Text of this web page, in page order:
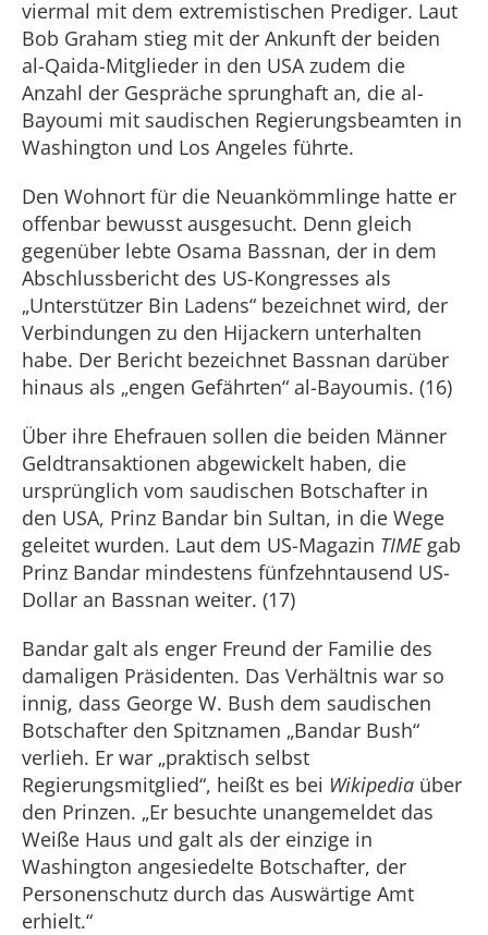
viermal mit dem extremistischen Prediger. Laut
Bob Graham stieg mit der Ankunft der beiden
al-Qaida-Mitglieder in den USA zudem die
Anzahl der Gespräche sprunghaft an, die al-
Bayoumi mit saudischen Regierungsbeamten in
Washington und Los Angeles führte.
Den Wohnort für die Neuankömmlinge hatte er
offenbar bewusst ausgesucht. Denn gleich
gegenüber lebte Osama Bassnan, der in dem
Abschlussbericht des US-Kongresses als
„Unterstützer Bin Ladens“ bezeichnet wird, der
Verbindungen zu den Hijackern unterhalten
habe. Der Bericht bezeichnet Bassnan darüber
hinaus als „engen Gefährten“ al-Bayoumis. (16)
Über ihre Ehefrauen sollen die beiden Männer
Geldtransaktionen abgewickelt haben, die
ursprünglich vom saudischen Botschafter in
den USA, Prinz Bandar bin Sultan, in die Wege
geleitet wurden. Laut dem US-Magazin TIMEgab
Prinz Bandar mindestens fünfzehntausend US-
Dollar an Bassnan weiter. (17)
Bandar galt als enger Freund der Familie des
damaligen Präsidenten. Das Verhältnis war so
innig, dass George W. Bush dem saudischen
Botschafter den Spitznamen „Bandar Bush“
verlieh. Er war „praktisch selbst
Regierungsmitglied“, heißt es bei Wikipedia über
den Prinzen. „Er besuchte unangemeldet das
Weiße Haus und galt als der einzige in
Washington angesiedelte Botschafter, der
Personenschutz durch das Auswärtige Amt
erhielt.“